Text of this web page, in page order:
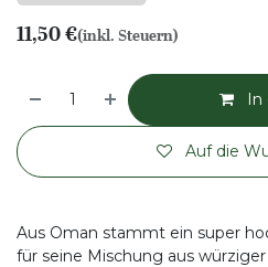
11,50€(inkl. Steuern)
In
Auf die
Aus Oman stammt ein super
für seine Mischung aus